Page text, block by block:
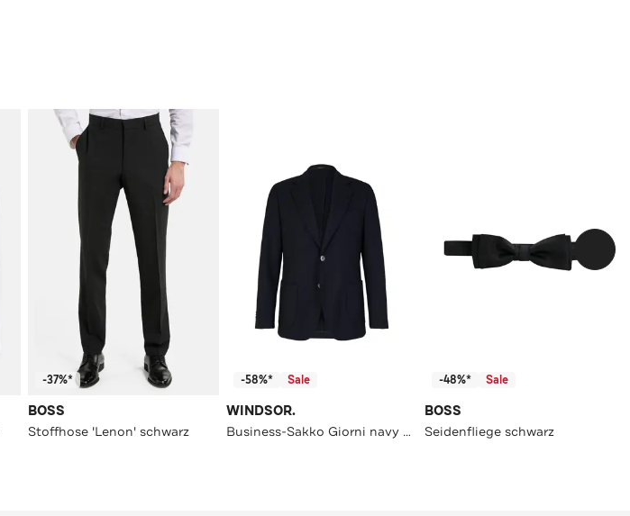
-37%*
BOSS
Stoffhose 'Lenon' schwarz
-58%* Sale
WINDSOR.
Business-Sakko Giorni navy Regular Fit
-48%* Sale
BOSS
Seidenfliege schwarz